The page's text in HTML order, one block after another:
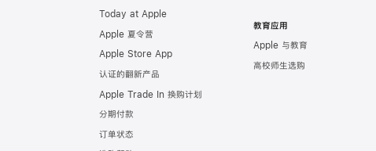
Today at Apple
Apple 夏令营
Apple Store App
认证的翻新产品
Apple Trade In 换购计划
分期付款
订单状态
教育应用
Apple 与教育
高校师生选购